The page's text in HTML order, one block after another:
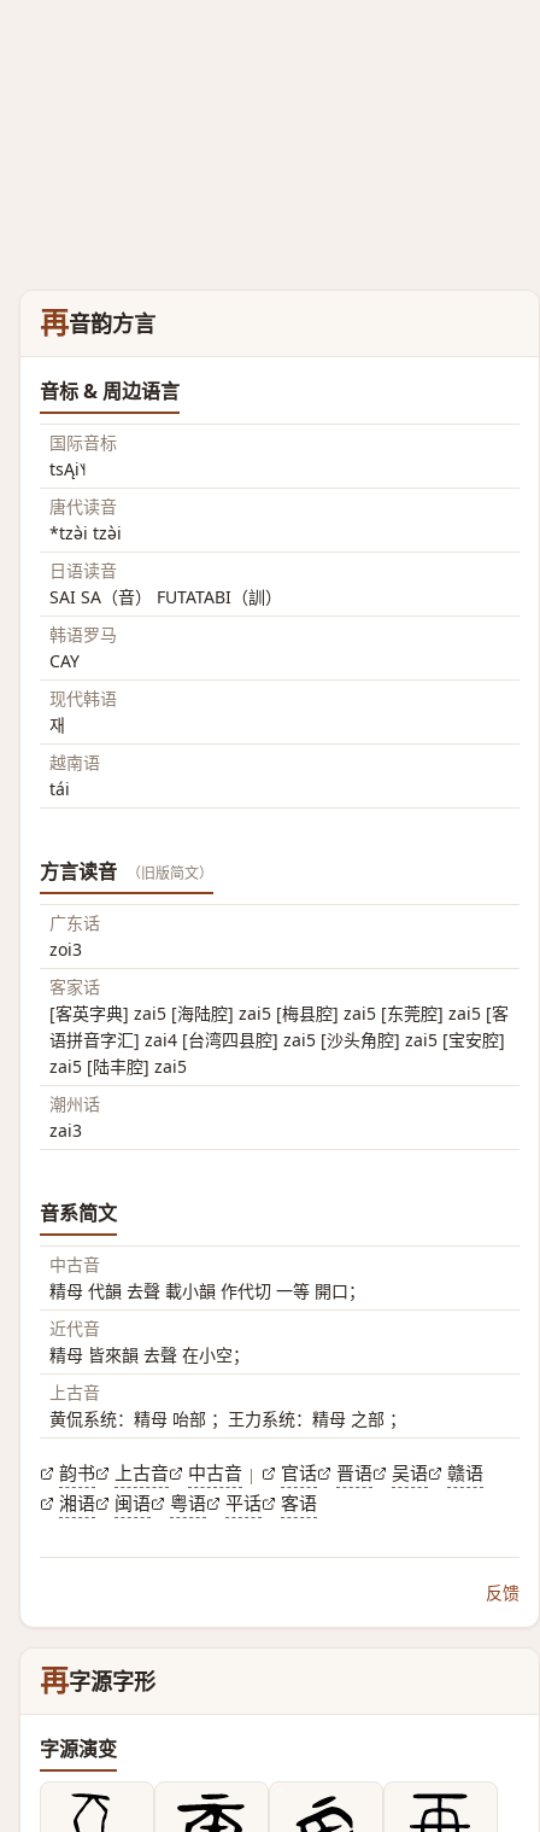
再音韵方言
音标 & 周边语言
国际音标
tsĄi˥˧
唐代读音
*tzə̀i tzə̀i
日语读音
SAI SA（音） FUTATABI（訓）
韩语罗马
CAY
现代韩语
재
越南语
tái
方言读音 （旧版简文）
广东话
zoi3
客家话
[客英字典] zai5 [海陆腔] zai5 [梅县腔] zai5 [东莞腔] zai5 [客
语拼音字汇] zai4 [台湾四县腔] zai5 [沙头角腔] zai5 [宝安腔]
zai5 [陆丰腔] zai5
潮州话
zai3
音系简文
中古音
精母 代韻 去聲 載小韻 作代切 一等 開口；
近代音
精母 皆來韻 去聲 在小空；
上古音
黄侃系统：精母 咍部 ；王力系统：精母 之部 ；
韵书 上古音 中古音 | 官话 晋语 吴语
赣语
湘语
闽语 粤语 平话 客语
反馈
再字源字形
字源演变